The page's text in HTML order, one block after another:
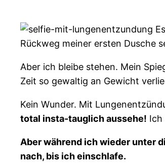
Rückweg meiner ersten Dusche
Aber ich bleibe stehen. Mein
Zeit so gewaltig an Gewicht
Kein Wunder. Mit
total insta-tauglich aussehe! Ich
Aber während ich wieder unter
nach, bis ich einschlafe.